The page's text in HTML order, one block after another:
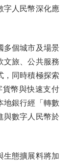
字人民幣深化應
個城市及場景
文旅、公共服務
，同時積極探索
貨幣與快速支付
地銀行經「轉數
與數字人民幣於
態擴展料將加